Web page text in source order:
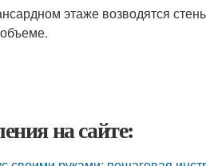
этаже возводятся
на сайте: